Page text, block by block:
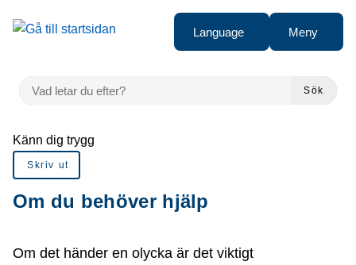
Gå till innehåll
Language Meny
VAD LETAR DU EFTER?
Sök
Du är här:
Känn dig trygg
Skriv ut
Om du behöver hjälp
Om det händer en olycka är det viktigt